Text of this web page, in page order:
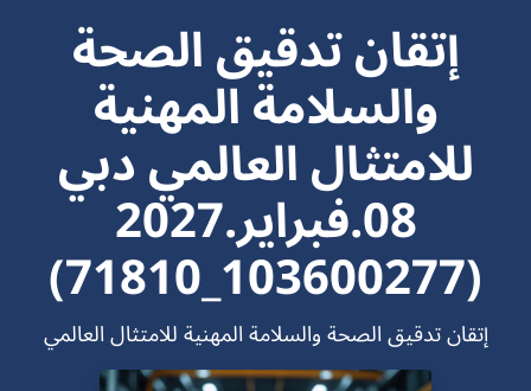
إتقان تدقيق الصحة
والسلامة المهنية
للامتثال العالمي دبي
08.فبراير.2027
(103600277_71810)
إتقان تدقيق الصحة والسلامة المهنية للامتثال العالمي